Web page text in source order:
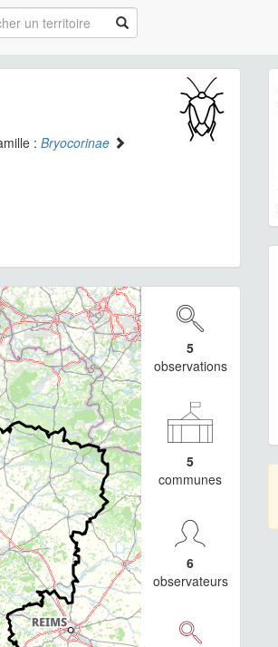
: Bryocorinae
5
observations
5
communes
6
observateurs